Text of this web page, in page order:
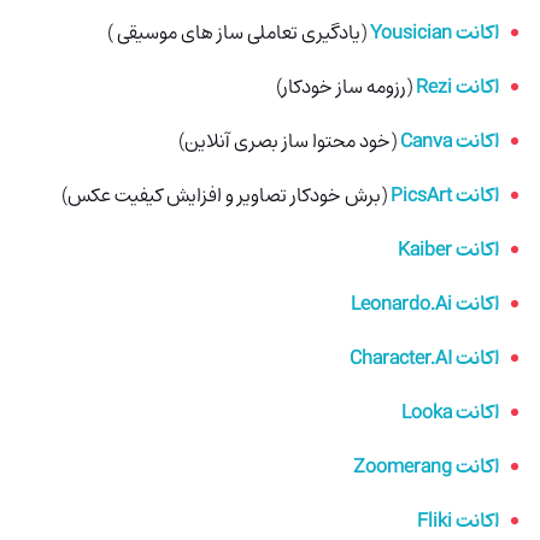
اکانت Yousician
(یادگیری تعاملی ساز های موسیقی )
اکانت Rezi
(رزومه ساز خودکار)
اکانت Canva
(خود محتوا ساز بصری آنلاین)
اکانت PicsArt
(برش خودکار تصاویر و افزایش کیفیت عکس)
اکانت Kaiber
اکانت Leonardo.Ai
اکانت Character.AI
اکانت Looka
اکانت Zoomerang
اکانت Fliki